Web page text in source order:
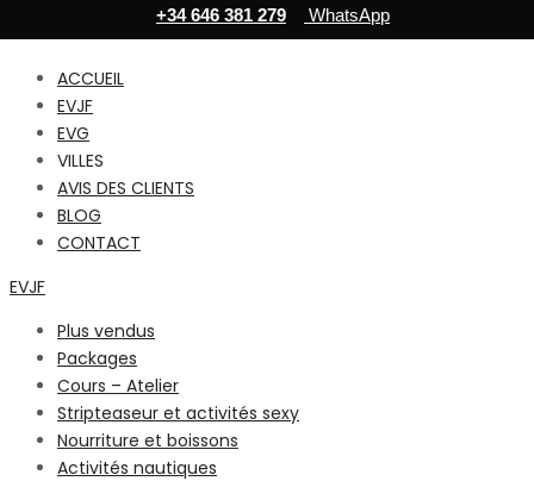
ACCUEIL
EVJF
EVG
VILLES
AVIS DES CLIENTS
BLOG
CONTACT
EVJF
Plus vendus
Packages
Cours – Atelier
Stripteaseur et activités sexy
Nourriture et boissons
Activités nautiques
+34 646 381 279 WhatsApp